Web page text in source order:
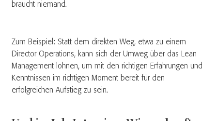
braucht niemand.
Zum Beispiel: Statt dem direkten Weg, etwa zu einem
Director Operations, kann sich der Umweg über das Lean
Management lohnen, um mit den richtigen Erfahrungen und
Kenntnissen im richtigen Moment bereit für den
erfolgreichen Aufstieg zu sein.